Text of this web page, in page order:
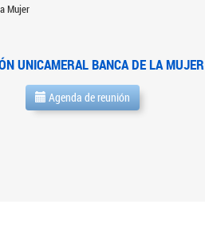
Mujer
UNICAMERAL BANCA DE LA MUJER
Agenda de reunión